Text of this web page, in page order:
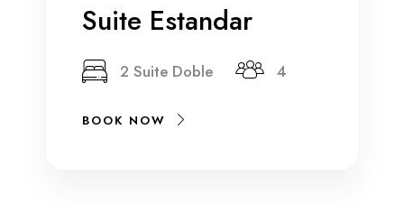
Suite Estandar
2 Suite Doble 4
BOOK NOW